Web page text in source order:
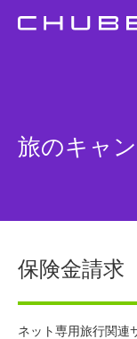
旅のキャ
保険金請求
ネット専用旅行関連